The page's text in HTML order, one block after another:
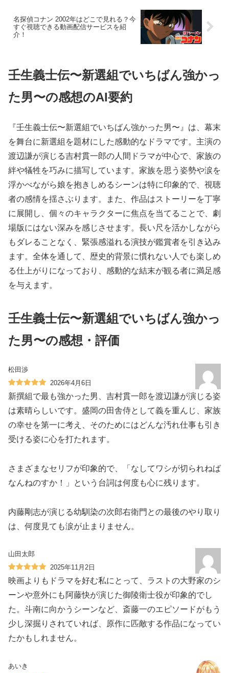
名探偵コナン 2002年はどこで見れる？今
すぐ視聴できる動画配信サービスを紹
介！
壬生義士伝〜新選組でいちばん強かっ
た男〜の感想のAI要約
『壬生義士伝〜新選組でいちばん強かった男〜』は、幕末
を舞台に新選組を題材にした感動的なドラマです。主演の
渡辺謙が演じる吉村貫一郎の人間ドラマが中心で、家族の
絆や犠牲を巧みに描写しています。家族を思う姿勢や涙を
浮かべながら娘を抱きしめるシーンは特に印象的で、視聴
者の感情を揺さぶります。また、作品はストーリーを丁寧
に展開し、個々のキャラクターに焦点を当てることで、劇
場版にはない深みを感じさせます。長い尺を活かしながら
もダレることなく、緊張感溢れる演技が鑑賞者を引き込み
ます。全体を通して、歴史的背景に慣れない人でも楽しめ
る仕上がりになっており、感動的な結末が観る者に満足感
を与えます。
壬生義士伝〜新選組でいちばん強かっ
た男〜の感想・評価
松田渉
2026年4月6日
新撰組で最も強かった男、吉村貫一郎を渡辺謙が演じる姿
は素晴らしいです。盛岡の田舎侍として義を重んじ、家族
の幸せを第一に考え、そのためにはどんな汚れ仕事も引き
受ける姿に心を打たれます。
さまざまなセリフが印象的で、「なしてワシが切られねば
なんねのすか！」という台詞は何度も心に残ります。
内藤剛志が演じる幼馴染の次郎右衛門との最後のやり取り
は、何度見ても涙が止まりません。
山田太郎
2025年11月2日
映画よりもドラマを好む私にとって、ラストの大野家のシ
ーンや意外にも阿藤快が演じた御陵衛士役が印象的でし
た。斗南に向かうシーンなど、斎藤一のエピソードがもう
少し深掘りされていれば、原作に匹敵する作品になってい
たかもしれません。
あいき